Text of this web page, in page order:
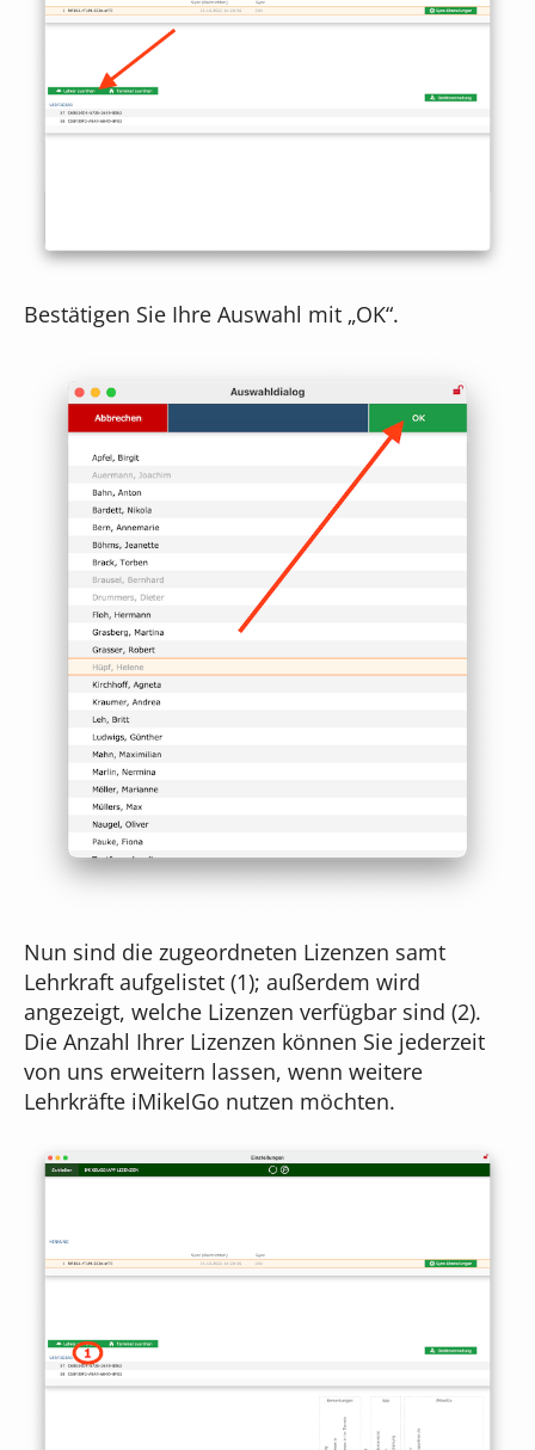
Bestätigen Sie Ihre Auswahl mit „OK“.
Nun sind die zugeordneten Lizenzen samt
Lehrkraft aufgelistet (1); außerdem wird
angezeigt, welche Lizenzen verfügbar sind (2).
Die Anzahl Ihrer Lizenzen können Sie jederzeit
von uns erweitern lassen, wenn weitere
Lehrkräfte iMikelGo nutzen möchten.